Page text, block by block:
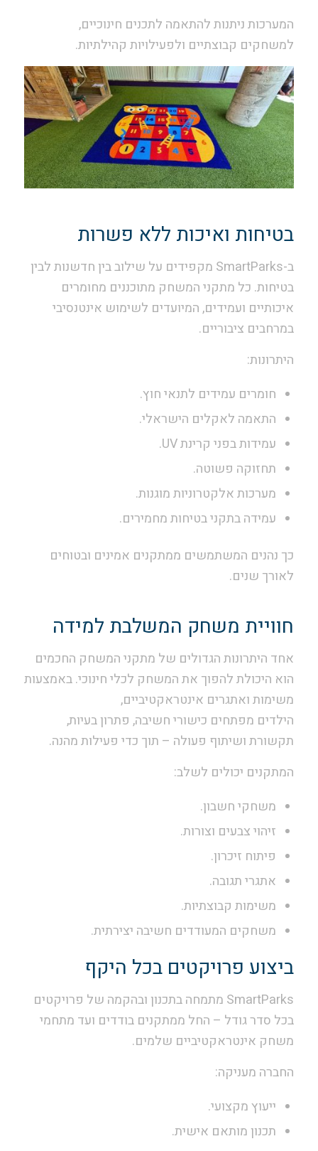
המערכות ניתנות להתאמה לתכנים חינוכיים,
למשחקים קבוצתיים ולפעילויות קהילתיות.
בטיחות ואיכות ללא פשרות
ב-SmartParks מקפידים על שילוב בין חדשנות לבין
בטיחות. כל מתקני המשחק מתוכננים מחומרים
איכותיים ועמידים, המיועדים לשימוש אינטנסיבי
במרחבים ציבוריים.
היתרונות:
חומרים עמידים לתנאי חוץ.
התאמה לאקלים הישראלי.
עמידות בפני קרינת UV.
תחזוקה פשוטה.
מערכות אלקטרוניות מוגנות.
עמידה בתקני בטיחות מחמירים.
כך נהנים המשתמשים ממתקנים אמינים ובטוחים
לאורך שנים.
חוויית משחק המשלבת למידה
אחד היתרונות הגדולים של מתקני המשחק החכמים
הוא היכולת להפוך את המשחק לכלי חינוכי. באמצעות
משימות ואתגרים אינטראקטיביים,
הילדים מפתחים כישורי חשיבה, פתרון בעיות,
תקשורת ושיתוף פעולה – תוך כדי פעילות מהנה.
המתקנים יכולים לשלב:
משחקי חשבון.
זיהוי צבעים וצורות.
פיתוח זיכרון.
אתגרי תגובה.
משימות קבוצתיות.
משחקים המעודדים חשיבה יצירתית.
ביצוע פרויקטים בכל היקף
SmartParks מתמחה בתכנון ובהקמה של פרויקטים
בכל סדר גודל – החל ממתקנים בודדים ועד מתחמי
משחק אינטראקטיביים שלמים.
החברה מעניקה:
ייעוץ מקצועי.
תכנון מותאם אישית.